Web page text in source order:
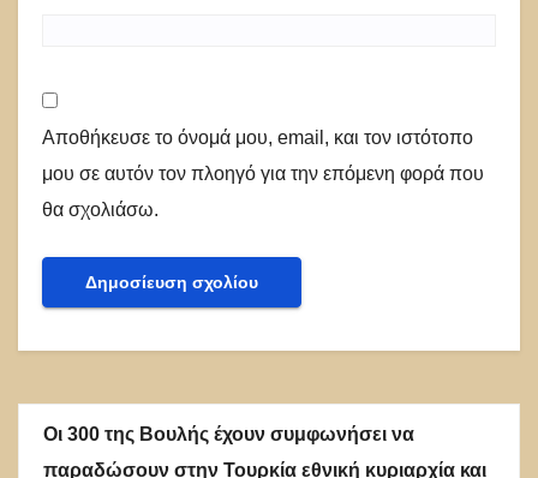
Αποθήκευσε το όνομά μου, email, και τον ιστότοπο
μου σε αυτόν τον πλοηγό για την επόμενη φορά που
θα σχολιάσω.
Οι 300 της Βουλής έχουν συμφωνήσει να
παραδώσουν στην Τουρκία εθνική κυριαρχία και